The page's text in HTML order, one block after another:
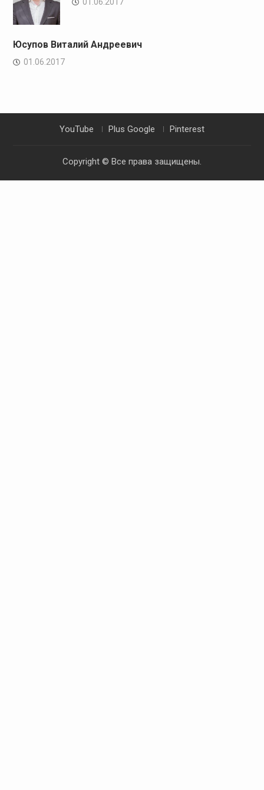
Юсупов Виталий Андреевич
01.06.2017
YouTube Plus Google Pinterest
Copyright © Все права защищены.